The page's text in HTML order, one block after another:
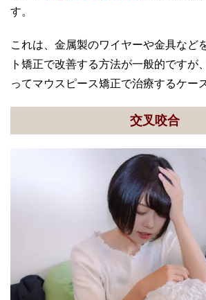
す。
これは、金属製のワイヤーや金具など
ト矯正で改善する方法が一般的ですが
ってマウスピース矯正で治療するケー
交叉咬合